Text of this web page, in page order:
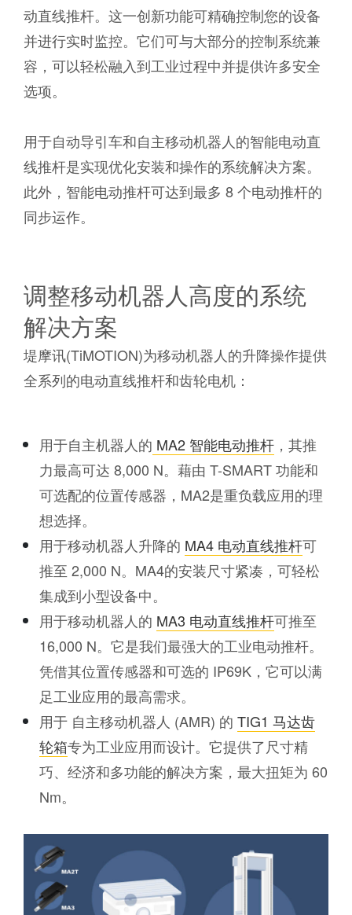
动直线推杆。这一创新功能可精确控制您的设备
并进行实时监控。它们可与大部分的控制系统兼
容，可以轻松融入到工业过程中并提供许多安全
选项。
用于自动导引车和自主移动机器人的智能电动直
线推杆是实现优化安装和操作的系统解决方案。
此外，智能电动推杆可达到最多 8 个电动推杆的
同步运作。
调整移动机器人高度的系统
解决方案
堤摩讯(TiMOTION)为移动机器人的升降操作提供
全系列的电动直线推杆和齿轮电机：
用于自主机器人的 MA2 智能电动推杆，其推
力最高可达 8,000 N。藉由 T-SMART 功能和
可选配的位置传感器，MA2是重负载应用的理
想选择。
用于移动机器人升降的 MA4 电动直线推杆可
推至 2,000 N。MA4的安装尺寸紧凑，可轻松
集成到小型设备中。
用于移动机器人的 MA3 电动直线推杆可推至
16,000 N。它是我们最强大的工业电动推杆。
凭借其位置传感器和可选的 IP69K，它可以满
足工业应用的最高需求。
用于 自主移动机器人 (AMR) 的 TIG1 马达齿
轮箱专为工业应用而设计。它提供了尺寸精
巧、经济和多功能的解决方案，最大扭矩为 60
Nm。